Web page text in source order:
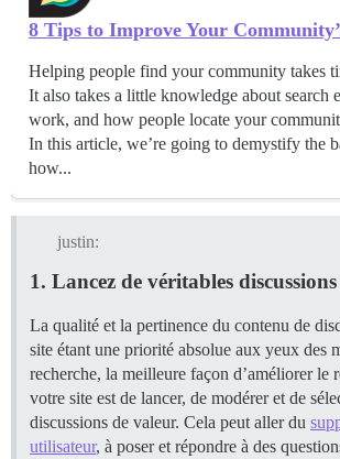
8 Tips to Improve Your
Helping people find your community takes
It also takes a little knowledge about search
work, and how people locate your
In this article, we’re going to demystify the
how...
justin:
1. Lancez de véritables
La qualité et la pertinence du contenu de
site étant une priorité absolue aux yeux des
recherche, la meilleure façon d’améliorer le
votre site est de lancer, de modérer et de
discussions de valeur. Cela peut aller du
utilisateur, à poser et répondre à des